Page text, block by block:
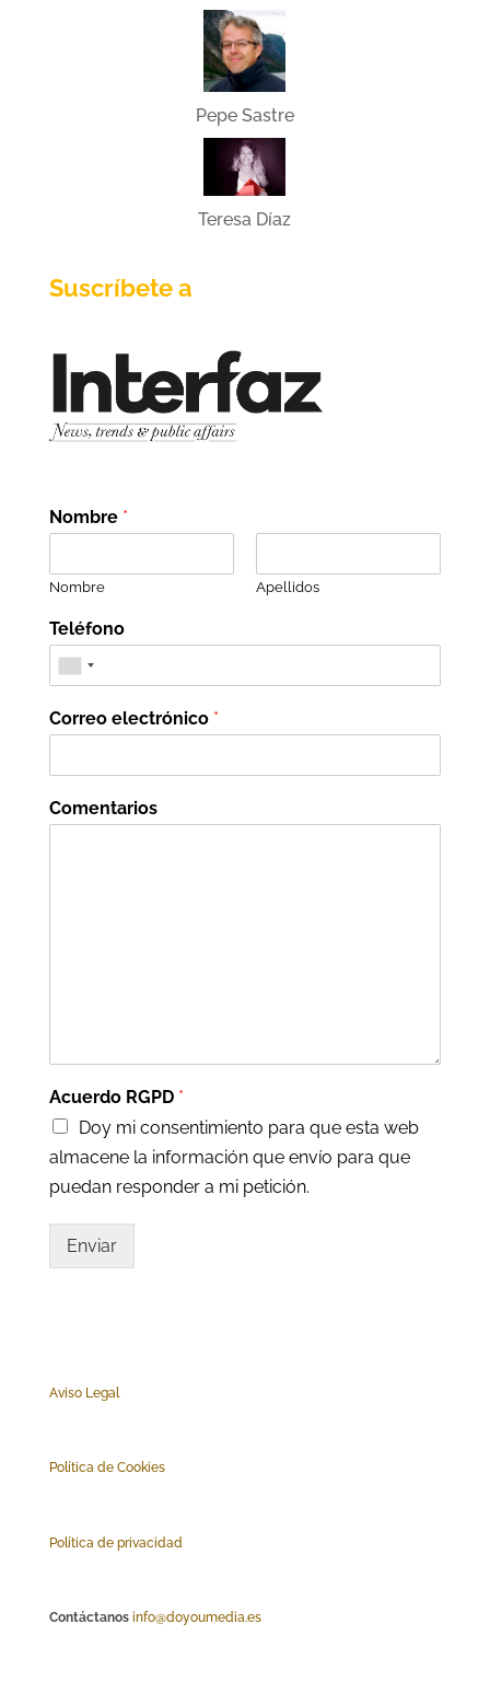
Pepe Sastre
Teresa Díaz
Suscríbete a
Nombre *
Nombre Apellidos
Teléfono
Correo electrónico *
Comentarios
Acuerdo RGPD *
Doy mi consentimiento para que esta web
almacene la información que envío para que
puedan responder a mi petición.
Enviar
Aviso Legal
Política de Cookies
Política de privacidad
Contáctanos info@doyoumedia.es